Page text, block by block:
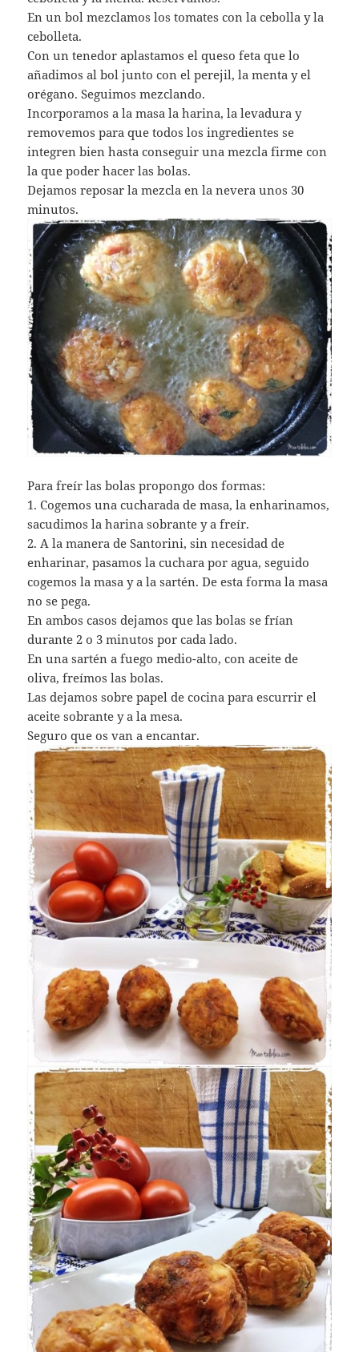
En un bol mezclamos los tomates con la cebolla y la
cebolleta.
Con un tenedor aplastamos el queso feta que lo
añadimos al bol junto con el perejil, la menta y el
orégano. Seguimos mezclando.
Incorporamos a la masa la harina, la levadura y
removemos para que todos los ingredientes se
integren bien hasta conseguir una mezcla firme con
la que poder hacer las bolas.
Dejamos reposar la mezcla en la nevera unos 30
minutos.
Para freír las bolas propongo dos formas:
1. Cogemos una cucharada de masa, la enharinamos,
sacudimos la harina sobrante y a freír.
2. A la manera de Santorini, sin necesidad de
enharinar, pasamos la cuchara por agua, seguido
cogemos la masa y a la sartén. De esta forma la masa
no se pega.
En ambos casos dejamos que las bolas se frían
durante 2 o 3 minutos por cada lado.
En una sartén a fuego medio-alto, con aceite de
oliva, freímos las bolas.
Las dejamos sobre papel de cocina para escurrir el
aceite sobrante y a la mesa.
Seguro que os van a encantar.